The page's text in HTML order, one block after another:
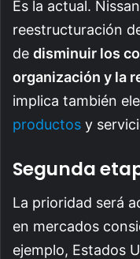
Es la actual.
reestructuración
de disminuir los
organización y la
implica también
productos y
Segunda
La prioridad será
en mercados
ejemplo, Estados